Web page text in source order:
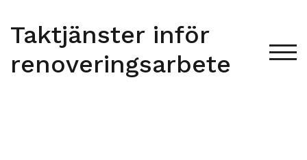
content
Taktjänster inför
renoveringsarbete